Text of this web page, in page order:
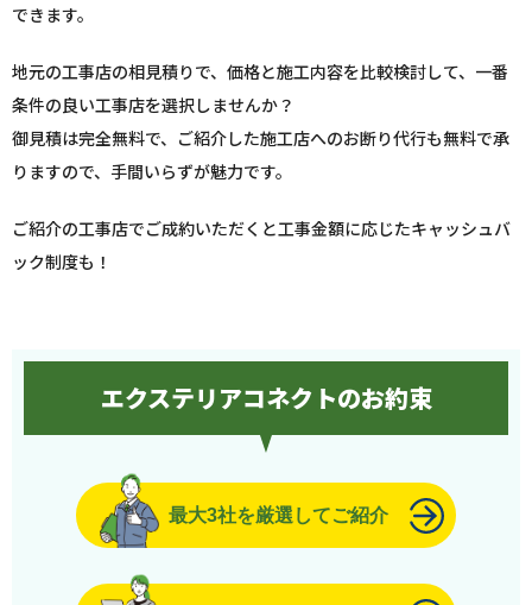
できます。
地元の工事店の相見積りで、価格と施工内容を比較検討して、一番
条件の良い工事店を選択しませんか？
御見積は完全無料で、ご紹介した施工店へのお断り代行も無料で承
りますので、手間いらずが魅力です。
ご紹介の工事店でご成約いただくと工事金額に応じたキャッシュバ
ック制度も！
エクステリアコネクトのお約束
最大3社を厳選してご紹介